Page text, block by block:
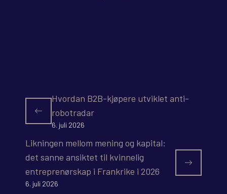
Hvordan B2B-kjøpere utviklet anti-
robotradar
6. juli 2026
Likningen mellom mening og kapital:
det sanne ansiktet til kvinnelig
entreprenørskap i Frankrike i 2026
6. juli 2026